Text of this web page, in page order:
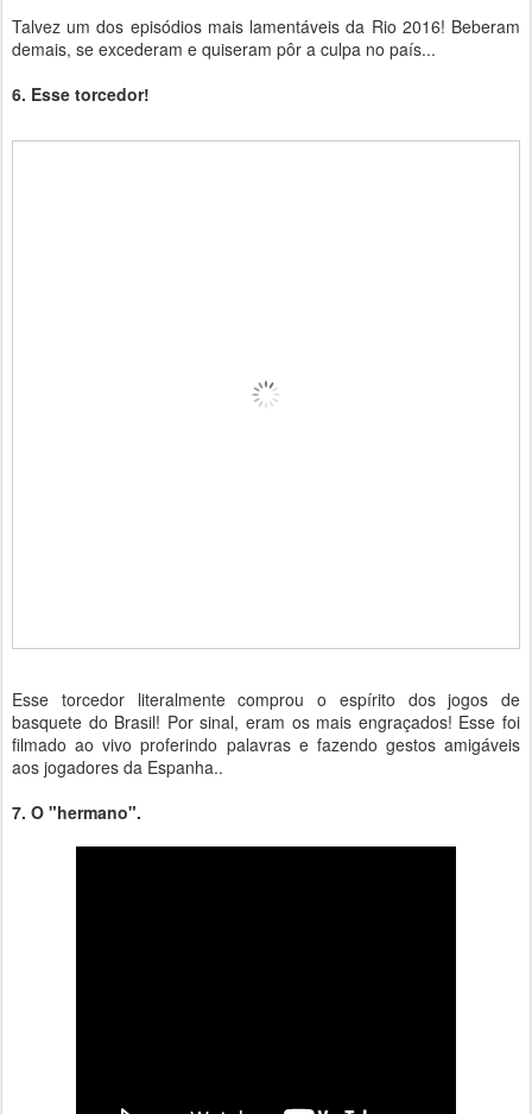
Talvez um dos episódios mais lamentáveis da Rio 2016! Beberam
demais, se excederam e quiseram pôr a culpa no país...
6. Esse torcedor!
Esse torcedor literalmente comprou o espírito dos jogos de
basquete do Brasil! Por sinal, eram os mais engraçados! Esse foi
filmado ao vivo proferindo palavras e fazendo gestos amigáveis
aos jogadores da Espanha..
7. O "hermano".